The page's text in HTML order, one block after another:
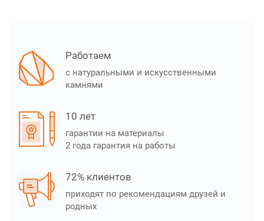
Работаем
с натуральными и искусственными
камнями
10 лет
гарантии на материалы
2 года гарантия на работы
72% клиентов
приходят по рекомендациям друзей и
родных